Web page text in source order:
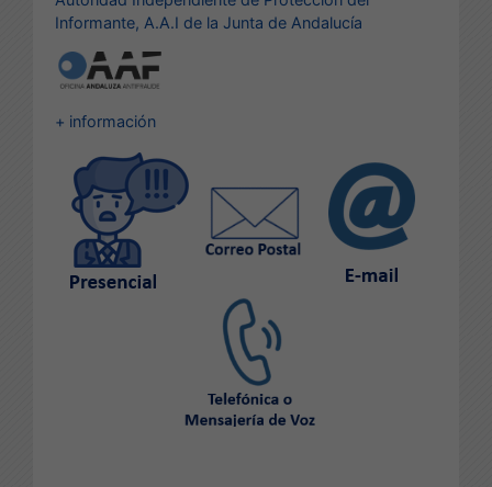
Informante, A.A.I de la Junta de Andalucía
+ información